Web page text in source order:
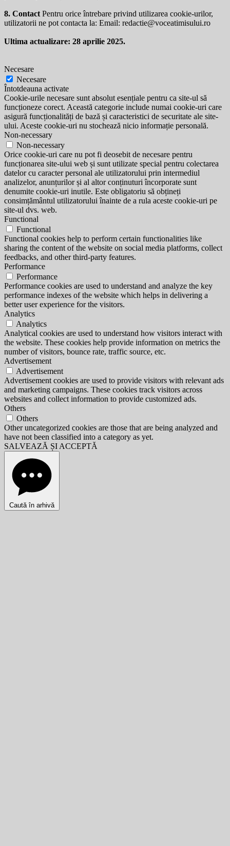
8. Contact Pentru orice întrebare privind utilizarea cookie-urilor,
utilizatorii ne pot contacta la: Email: redactie@voceatimisului.ro
Ultima actualizare: 28 aprilie 2025.
Necesare
Necesare
Întotdeauna activate
Cookie-urile necesare sunt absolut esențiale pentru ca site-ul să
funcționeze corect. Această categorie include numai cookie-uri care
asigură funcționalități de bază și caracteristici de securitate ale site-
ului. Aceste cookie-uri nu stochează nicio informație personală.
Non-necessary
Non-necessary
Orice cookie-uri care nu pot fi deosebit de necesare pentru
funcționarea site-ului web și sunt utilizate special pentru colectarea
datelor cu caracter personal ale utilizatorului prin intermediul
analizelor, anunțurilor și al altor conținuturi încorporate sunt
denumite cookie-uri inutile. Este obligatoriu să obțineți
consimțământul utilizatorului înainte de a rula aceste cookie-uri pe
site-ul dvs. web.
Functional
Functional
Functional cookies help to perform certain functionalities like
sharing the content of the website on social media platforms, collect
feedbacks, and other third-party features.
Performance
Performance
Performance cookies are used to understand and analyze the key
performance indexes of the website which helps in delivering a
better user experience for the visitors.
Analytics
Analytics
Analytical cookies are used to understand how visitors interact with
the website. These cookies help provide information on metrics the
number of visitors, bounce rate, traffic source, etc.
Advertisement
Advertisement
Advertisement cookies are used to provide visitors with relevant ads
and marketing campaigns. These cookies track visitors across
websites and collect information to provide customized ads.
Others
Others
Other uncategorized cookies are those that are being analyzed and
have not been classified into a category as yet.
SALVEAZĂ ȘI ACCEPTĂ
Caută în arhivă